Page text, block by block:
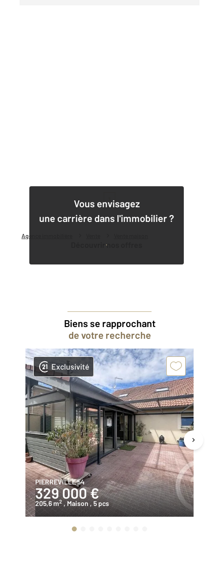
Agence immobilière
Vous envisagez
une carrière dans l'immobilier ?
Découvrir nos offres
Biens se rapprochant
de votre recherche
Exclusivité
PIERREVILLE 54
329 000 €
205,6 m2 , Maison , 5 pcs